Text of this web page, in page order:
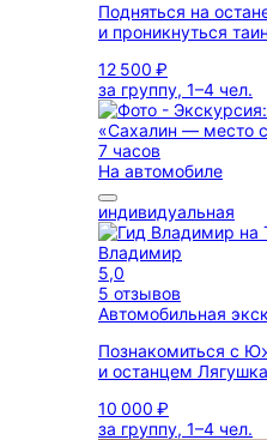
Подняться на
и проникнуться
12 500 ₽
за группу, 1–4 чел.
7 часов
На автомобиле
индивидуальная
Владимир
5,0
5 отзывов
Автомобильная
Познакомиться с
и останцем Лягушка
10 000 ₽
за группу, 1–4 чел.